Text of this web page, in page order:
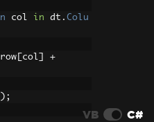
col in dt . Colu
row col
+
VB C#